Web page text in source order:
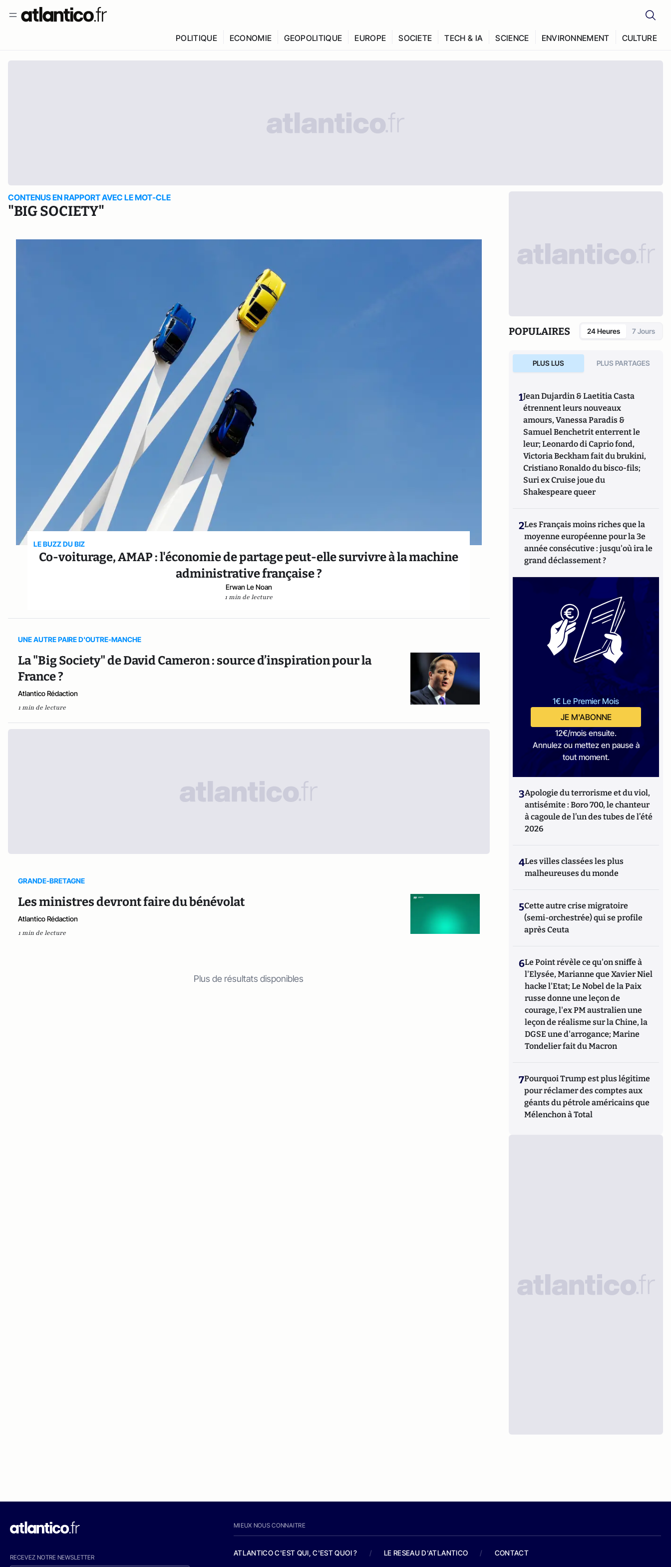
POLITIQUE ECONOMIE GEOPOLITIQUE EUROPE SOCIETE TECH & IA SCIENCE ENVIRONNEMENT CULTURE
CONTENUS EN RAPPORT AVEC LE MOT-CLE
"BIG SOCIETY"
LE BUZZ DU BIZ
Co-voiturage, AMAP : l'économie de partage peut-elle survivre à la machine
administrative française ?
Erwan Le Noan
1 min de lecture
UNE AUTRE PAIRE D'OUTRE-MANCHE
La "Big Society" de David Cameron : source d’inspiration pour la
France ?
Atlantico Rédaction
1 min de lecture
GRANDE-BRETAGNE
Les ministres devront faire du bénévolat
Atlantico Rédaction
1 min de lecture
Plus de résultats disponibles
POPULAIRES 24 Heures 7 Jours
PLUS LUS PLUS PARTAGES
1Jean Dujardin & Laetitia Casta
étrennent leurs nouveaux
amours, Vanessa Paradis &
Samuel Benchetrit enterrent le
leur; Leonardo di Caprio fond,
Victoria Beckham fait du brukini,
Cristiano Ronaldo du bisco-fils;
Suri ex Cruise joue du
Shakespeare queer
2Les Français moins riches que la
moyenne européenne pour la 3e
année consécutive : jusqu'où ira le
grand déclassement ?
1€ Le Premier Mois
JE M'ABONNE
12€/mois ensuite.
Annulez ou mettez en pause à
tout moment.
3Apologie du terrorisme et du viol,
antisémite : Boro 700, le chanteur
à cagoule de l’un des tubes de l’été
2026
4Les villes classées les plus
malheureuses du monde
5Cette autre crise migratoire
(semi-orchestrée) qui se profile
après Ceuta
6Le Point révèle ce qu'on sniffe à
l'Elysée, Marianne que Xavier Niel
hacke l'Etat; Le Nobel de la Paix
russe donne une leçon de
courage, l'ex PM australien une
leçon de réalisme sur la Chine, la
DGSE une d'arrogance; Marine
Tondelier fait du Macron
7Pourquoi Trump est plus légitime
pour réclamer des comptes aux
géants du pétrole américains que
Mélenchon à Total
RECEVEZ NOTRE NEWSLETTER
MIEUX NOUS CONNAITRE
ATLANTICO C'EST QUI, C'EST QUOI ? / LE RESEAU D'ATLANTICO / CONTACT